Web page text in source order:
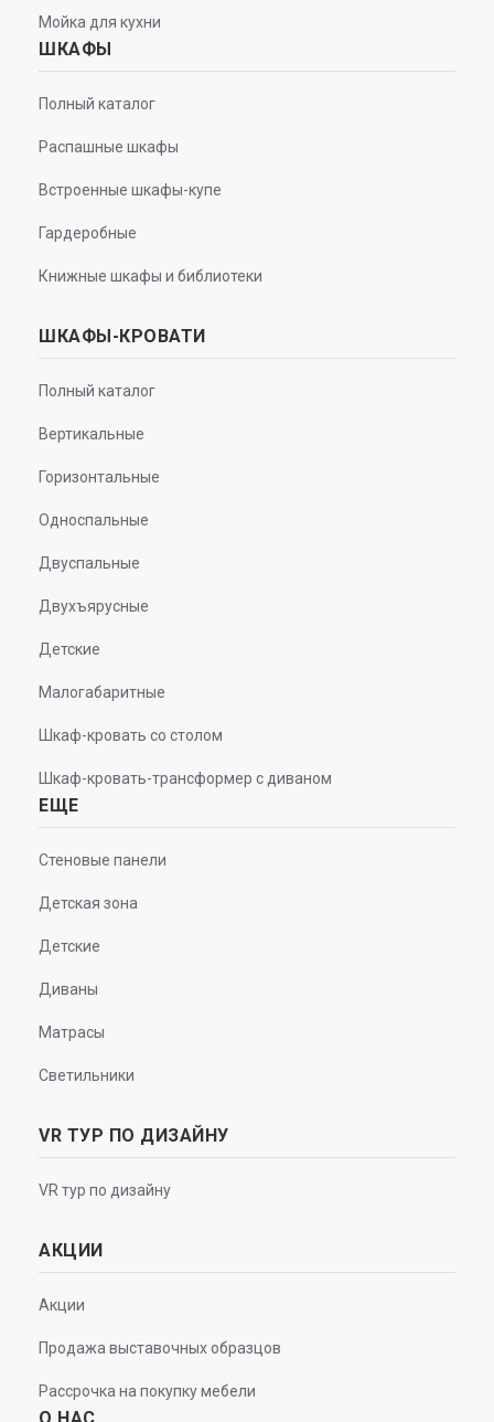
Мойка для кухни
ШКАФЫ
Полный каталог
Распашные шкафы
Встроенные шкафы-купе
Гардеробные
Книжные шкафы и библиотеки
ШКАФЫ-КРОВАТИ
Полный каталог
Вертикальные
Горизонтальные
Односпальные
Двуспальные
Двухъярусные
Детские
Малогабаритные
Шкаф-кровать со столом
Шкаф-кровать-трансформер с диваном
ЕЩЕ
Стеновые панели
Детская зона
Детские
Диваны
Матрасы
Светильники
VR ТУР ПО ДИЗАЙНУ
VR тур по дизайну
АКЦИИ
Акции
Продажа выставочных образцов
Рассрочка на покупку мебели